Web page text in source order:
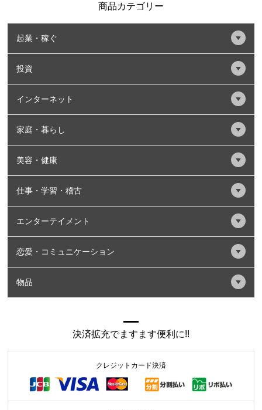
商品カテゴリー
起業・稼ぐ
投資
インターネット
家庭・暮らし
美容・健康
仕事・学習・稽古
エンターテイメント
恋愛・コミュニケーション
物品
決済拡充でますます便利に!!
クレジットカード決済